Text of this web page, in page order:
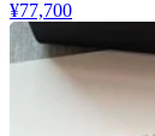
¥77,700